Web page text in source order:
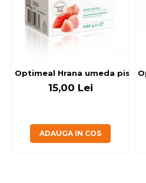
15,00 Lei
ADAUGA IN COS